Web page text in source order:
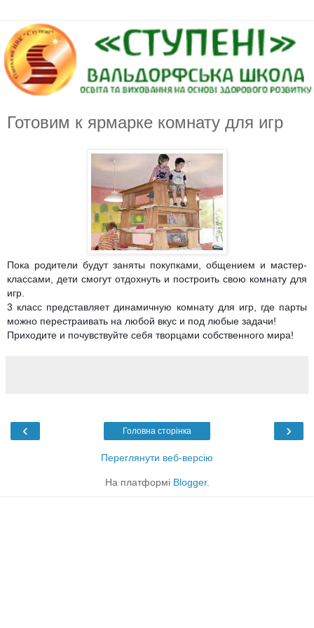
Готовим к ярмарке комнату для игр
Пока родители будут заняты покупками, общением и мастер-
классами, дети смогут отдохнуть и построить свою комнату для
игр.
3 класс представляет динамичную комнату для игр, где парты
можно перестраивать на любой вкус и под любые задачи!
Приходите и почувствуйте себя творцами собственного мира!
‹ ›
Головна сторінка
Переглянути веб-версію
На платформі Blogger.